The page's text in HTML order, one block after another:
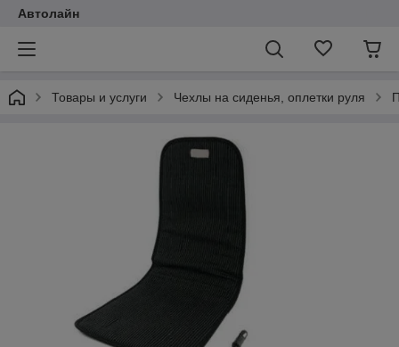
Автолайн
Товары и услуги Чехлы на сиденья, оплетки руля